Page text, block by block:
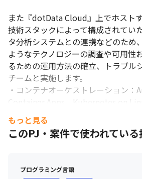
また『dotData Cloud』上でホスト
技術スタックによって構成されてい
タ分析システムとの連携などのため
ようなテクノロジーの調査や可用性
るための運用方法の確立、トラブル
チームと実施します。
・コンテナオーケストレーション：
Container Apps、Kubernetes on
・フロントエンド：TypeScript
・バックエンド：Python
・データベース：PostgreSQL
もっと見る
このPJ・案件で使われてい
プログラミング言語